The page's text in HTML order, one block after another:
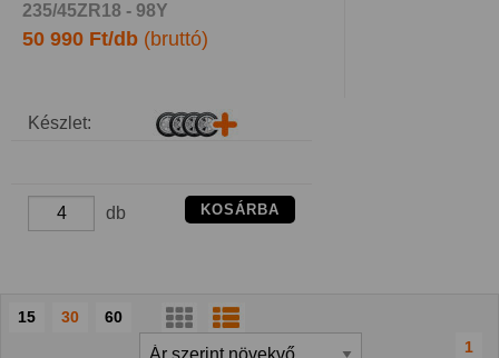
235/45ZR18 - 98Y
50 990 Ft/db (bruttó)
Készlet:
db KOSÁRBA
15 30
60
1